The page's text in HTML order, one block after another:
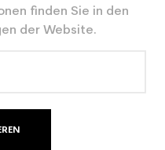
finden Sie in den
der Website.